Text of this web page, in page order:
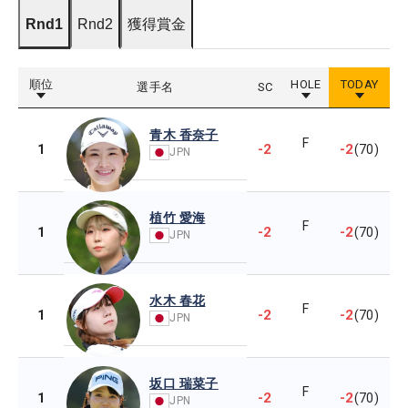
Rnd1 Rnd2 獲得賞金
順位 選手名 SC HOLE TODAY
1
青木 香奈子
JPN -2 F -2(70)
1
植竹 愛海
JPN -2 F -2(70)
1
水木 春花
JPN -2 F -2(70)
1
坂口 瑞菜子
JPN -2 F -2(70)